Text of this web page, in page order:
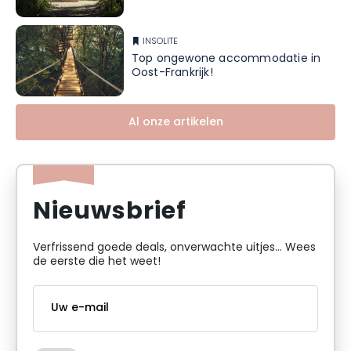
INSOLITE
Top ongewone accommodatie in
Oost-Frankrijk!
Al onze artikelen
Nieuwsbrief
Verfrissend goede deals, onverwachte uitjes... Wees
de eerste die het weet!